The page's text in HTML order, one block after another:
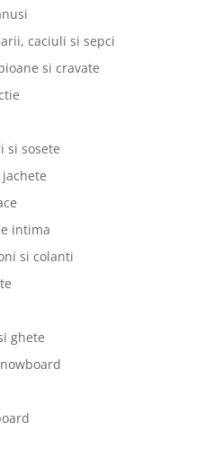
caciuli si sepci
si cravate
si sosete
jachete
intima
si colanti
ghete